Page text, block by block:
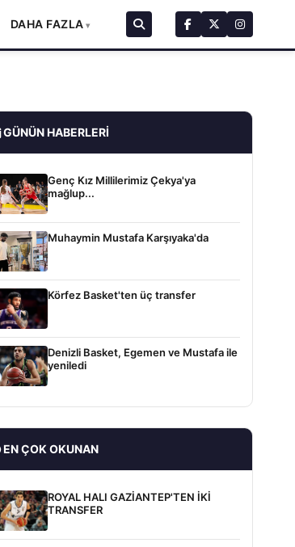
DAHA FAZLA
GÜNÜN HABERLERI
Genç Kız Millilerimiz Çekya'ya
mağlup...
Muhaymin Mustafa Karşıyaka'da
Körfez Basket'ten üç transfer
Denizli Basket, Egemen ve Mustafa ile
yeniledi
EN ÇOK OKUNAN
ROYAL HALI GAZİANTEP'TEN İKİ
TRANSFER